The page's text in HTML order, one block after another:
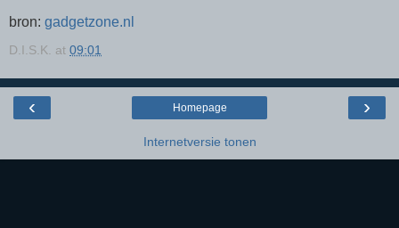
bron: gadgetzone.nl
D.I.S.K. at 09:01
‹ ›
Homepage
Internetversie tonen